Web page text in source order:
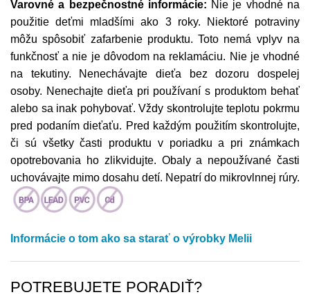
Varovné a bezpečnostné informácie: Nie je vhodné na
použitie deťmi mladšími ako 3 roky. Niektoré potraviny
môžu spôsobiť zafarbenie produktu. Toto nemá vplyv na
funkčnosť a nie je dôvodom na reklamáciu. Nie je vhodné
na tekutiny. Nenechávajte dieťa bez dozoru dospelej
osoby. Nenechajte dieťa pri používaní s produktom behať
alebo sa inak pohybovať. Vždy skontrolujte teplotu pokrmu
pred podaním dieťaťu. Pred každým použitím skontrolujte,
či sú všetky časti produktu v poriadku a pri známkach
opotrebovania ho zlikvidujte. Obaly a nepoužívané časti
uchovávajte mimo dosahu detí. Nepatrí do mikrovlnnej rúry.
Informácie o tom ako sa starať o výrobky Melii
POTREBUJETE PORADIŤ?